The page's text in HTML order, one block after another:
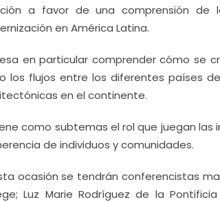
a favor de una comprensión de
en América Latina.
en particular comprender cómo se
los flujos entre los diferentes países
en el continente.
como subtemas el rol que juegan las
de individuos y comunidades.
ocasión se tendrán conferencistas
Luz Marie Rodríguez de la